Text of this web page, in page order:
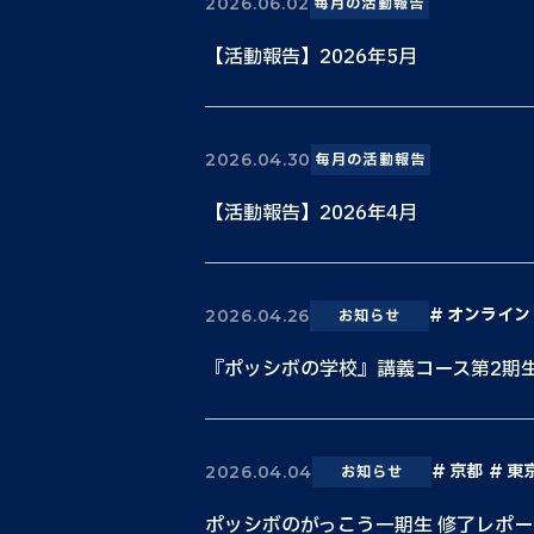
【活動報告】2026年5月
2026.04.30 毎月の活動報告
【活動報告】2026年4月
2026.04.26 お知らせ オンライン
『ポッシボの学校』講義コース第2期
2026.04.04 お知らせ 京都 東
ポッシボのがっこう一期生 修了レポ